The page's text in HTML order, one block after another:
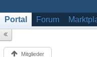
Portal Forum
Mitglieder